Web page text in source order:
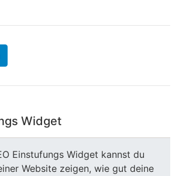
Widget
Einstufungs Widget kannst du
Website zeigen, wie gut deine